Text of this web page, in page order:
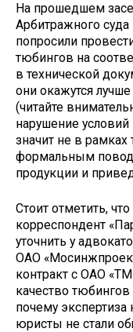
На прошедшем
Арбитражного
попросили
тюбингов на
в технической
они окажутся лучше
(читайте
нарушение условий
значит не в рамках
формальным
продукции и
Стоит отметить,
корреспондент
уточнить у
ОАО
контракт с ОАО
качество тюбингов
почему
юристы не стали